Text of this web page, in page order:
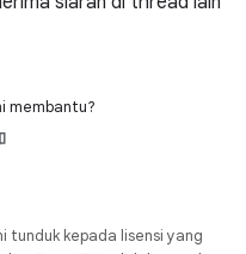
membantu?
tunduk kepada lisensi yang